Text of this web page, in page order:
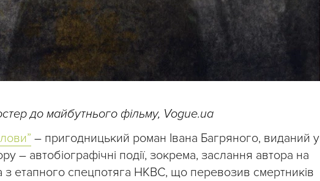
до майбутнього фільму, Vogue.ua
– пригодницький роман Івана Багряного, виданий у
– автобіографічні події, зокрема, заслання автора на
з етапного спецпотяга НКВС, що перевозив смертників